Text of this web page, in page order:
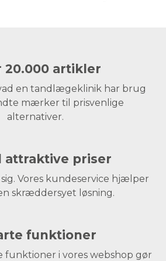
20.000 artikler
en tandlægeklinik har brug
mærker til prisvenlige
alternativer.
attraktive priser
Vores kundeservice hjælper
skræddersyet løsning.
funktioner
funktioner i vores webshop gør